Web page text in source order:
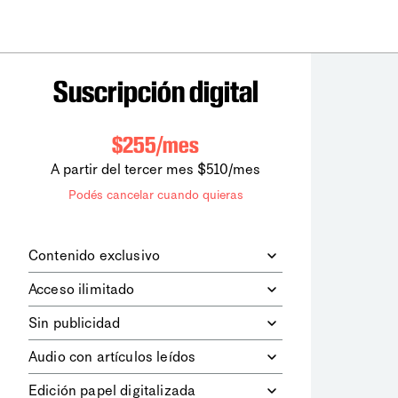
Suscripción digital
$255/mes
A partir del tercer mes $510/mes
Podés cancelar cuando quieras
Contenido exclusivo
digitales dela diaria
los contenidos de Le Monde
diplomatique.
Acceso ilimitado
contenidos.
Sin publicidad
publicitarios.
Audio con artículos leídos
Edición papel digitalizada